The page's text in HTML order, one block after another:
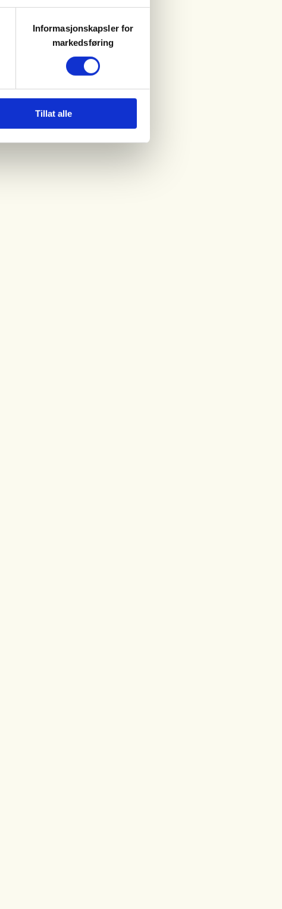
Informasjonskapsler for
markedsføring
Tillat alle